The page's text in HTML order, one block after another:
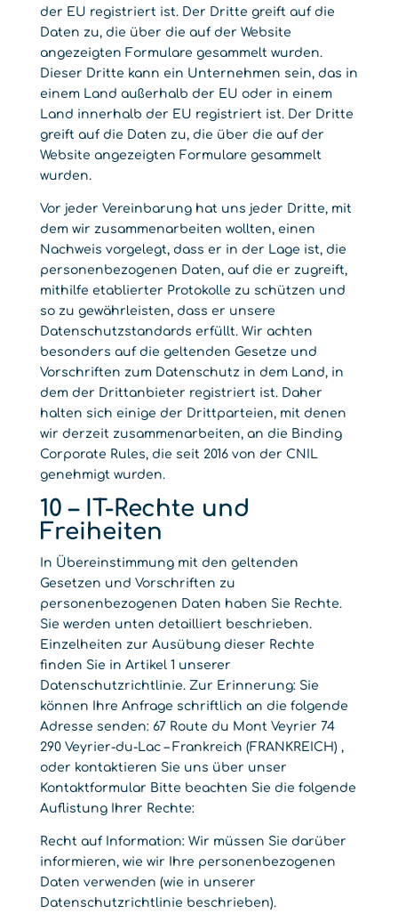
der EU registriert ist. Der Dritte greift auf die
Daten zu, die über die auf der Website
angezeigten Formulare gesammelt wurden.
Dieser Dritte kann ein Unternehmen sein, das in
einem Land außerhalb der EU oder in einem
Land innerhalb der EU registriert ist. Der Dritte
greift auf die Daten zu, die über die auf der
Website angezeigten Formulare gesammelt
wurden.
Vor jeder Vereinbarung hat uns jeder Dritte, mit
dem wir zusammenarbeiten wollten, einen
Nachweis vorgelegt, dass er in der Lage ist, die
personenbezogenen Daten, auf die er zugreift,
mithilfe etablierter Protokolle zu schützen und
so zu gewährleisten, dass er unsere
Datenschutzstandards erfüllt. Wir achten
besonders auf die geltenden Gesetze und
Vorschriften zum Datenschutz in dem Land, in
dem der Drittanbieter registriert ist. Daher
halten sich einige der Drittparteien, mit denen
wir derzeit zusammenarbeiten, an die Binding
Corporate Rules, die seit 2016 von der CNIL
genehmigt wurden.
10 – IT-Rechte und
Freiheiten
In Übereinstimmung mit den geltenden
Gesetzen und Vorschriften zu
personenbezogenen Daten haben Sie Rechte.
Sie werden unten detailliert beschrieben.
Einzelheiten zur Ausübung dieser Rechte
finden Sie in Artikel 1 unserer
Datenschutzrichtlinie. Zur Erinnerung: Sie
können Ihre Anfrage schriftlich an die folgende
Adresse senden: 67 Route du Mont Veyrier 74
290 Veyrier-du-Lac – Frankreich (FRANKREICH) ,
oder kontaktieren Sie uns über unser
Kontaktformular Bitte beachten Sie die folgende
Auflistung Ihrer Rechte:
Recht auf Information: Wir müssen Sie darüber
informieren, wie wir Ihre personenbezogenen
Daten verwenden (wie in unserer
Datenschutzrichtlinie beschrieben).